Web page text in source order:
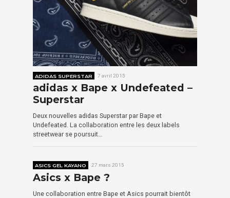
ADIDAS SUPERSTAR 7 avril 2015
adidas x Bape x Undefeated –
Superstar
Deux nouvelles adidas Superstar par Bape et
Undefeated. La collaboration entre les deux labels
streetwear se poursuit…
ASICS GEL KAYANO 27 mars 2015
Asics x Bape ?
Une collaboration entre Bape et Asics pourrait bientôt